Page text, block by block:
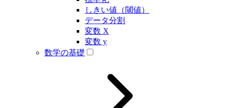
しきい値（閾値）
データ分割
変数 X
変数 y
数学の基礎